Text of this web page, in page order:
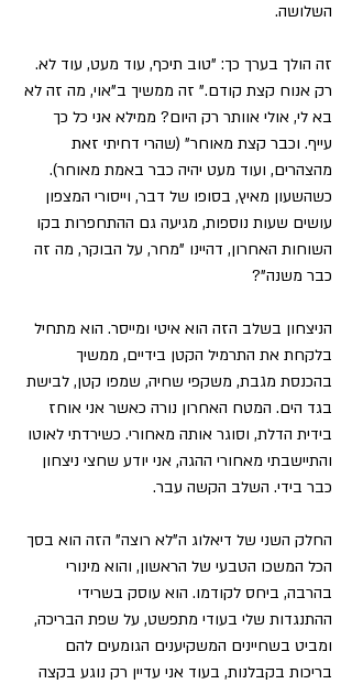
השלושה.
זה הולך בערך כך: "טוב תיכף, עוד מעט, עוד לא.
רק אנוח קצת קודם." זה ממשיך ב"אוי, מה זה לא
בא לי, אולי אוותר רק היום? ממילא אני כל כך
עייף. וכבר קצת מאוחר" (שהרי דחיתי זאת
מהצהרים, ועוד מעט יהיה כבר באמת מאוחר).
כשהשעון מאיץ, בסופו של דבר, וייסורי המצפון
עושים שעות נוספות, מגיעה גם ההתחפרות בקו
השוחות האחרון, דהיינו "מחר, על הבוקר, מה זה
כבר משנה"?
הניצחון בשלב הזה הוא איטי ומייסר. הוא מתחיל
בלקחת את התרמיל הקטן בידיים, ממשיך
בהכנסת מגבת, משקפי שחיה, שמפו קטן, לבישת
בגד הים. המטח האחרון נורה כאשר אני אוחז
בידית הדלת, וסוגר אותה מאחורי. כשירדתי לאוטו
והתיישבתי מאחורי ההגה, אני יודע שחצי ניצחון
כבר בידי. השלב הקשה עבר.
החלק השני של דיאלוג ה"לא רוצה" הזה הוא בסך
הכל המשכו הטבעי של הראשון, והוא מינורי
בהרבה, ביחס לקודמו. הוא עוסק בשרידי
ההתנגדות שלי בעודי מתפשט, על שפת הבריכה,
ומביט בשחיינים המשקיענים הגומעים להם
בריכות בקבלנות, בעוד אני עדיין רק נוגע בקצה